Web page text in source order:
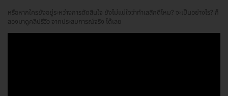
หรือหากใครยังอยู่ระหว่างการตัดสินใจ ยังไม่แน่ใจว่าทำเลสิกดีไหม? จะเป็นอย่างไร? ก็
ลองมาดูคลิปรีวิว จากประสบการณ์จริง ได้เลย